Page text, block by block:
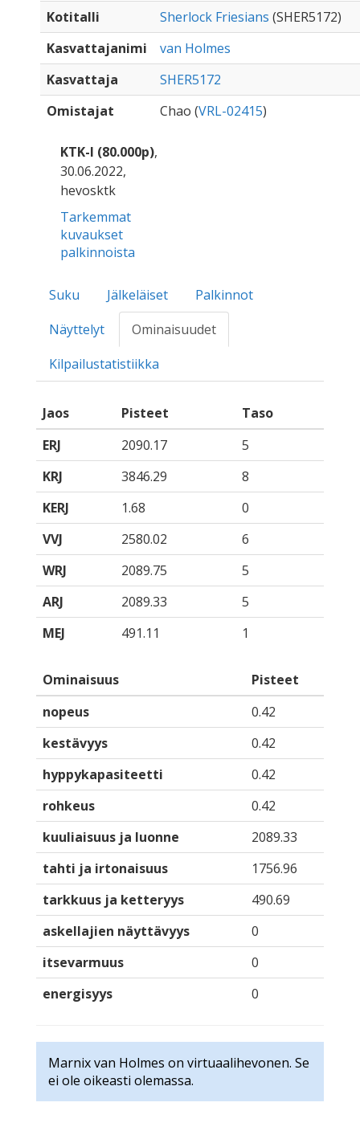
Kotitalli
Sherlock Friesians (SHER5172)
Kasvattajanimi
van Holmes
Kasvattaja
SHER5172
Omistajat
Chao (VRL-02415)
KTK-I (80.000p),
30.06.2022,
hevosktk
Tarkemmat
kuvaukset
palkinnoista
Suku Jälkeläiset
Palkinnot
Näyttelyt
Ominaisuudet
Kilpailustatistiikka
Jaos Pisteet
Taso
ERJ
2090.17
5
KRJ
3846.29
8
KERJ
1.68
0
VVJ
2580.02
6
WRJ
2089.75
5
ARJ
2089.33
5
MEJ
491.11 1
Ominaisuus
Pisteet
nopeus
0.42
kestävyys
0.42
hyppykapasiteetti
0.42
rohkeus
0.42
kuuliaisuus ja luonne
2089.33
tahti ja irtonaisuus
1756.96
tarkkuus ja ketteryys
490.69
askellajien näyttävyys
0
itsevarmuus
0
energisyys
0
Marnix van Holmes on virtuaalihevonen. Se
ei ole oikeasti olemassa.